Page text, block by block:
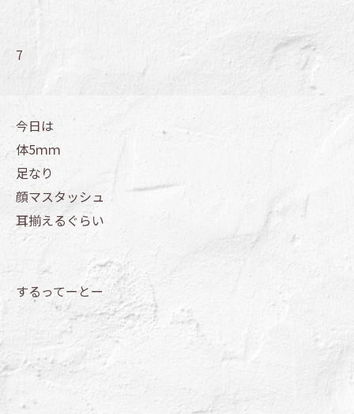
7
今日は
体5ｍｍ
足なり
顔マスタッシュ
耳揃えるぐらい
するってーとー